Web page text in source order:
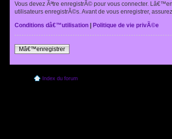
Vous devez Ãªtre enregistrÃ© pour vous connecter.
utilisateurs enregistrÃ©s. Avant de vous enregistrer,
Conditions dâ€™utilisation
Politique de vie privÃ©e
Mâ€™enregistrer
Index du forum